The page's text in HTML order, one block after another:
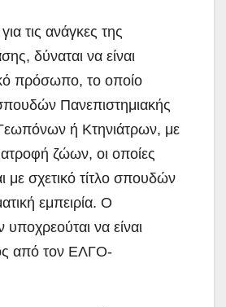
τις ανάγκες της
δύναται να είναι
πρόσωπο, το οποίο
σπουδών Πανεπιστημιακής
ή Κτηνιάτρων, με
ζώων, οι οποίες
με σχετικό τίτλο σπουδών
εμπειρία. Ο
να είναι
από τον ΕΛΓΟ-